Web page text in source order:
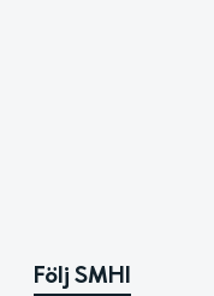
Följ SMHI